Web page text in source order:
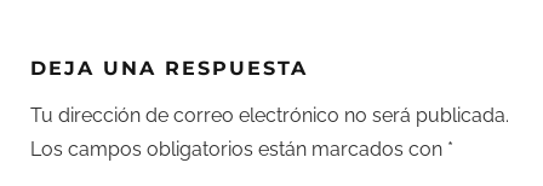
DEJA UNA RESPUESTA
Tu dirección de correo electrónico no será publicada.
Los campos obligatorios están marcados con *